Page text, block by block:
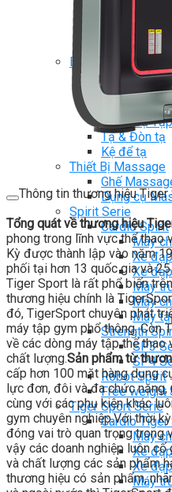
Khung Tập
Dàn Tập
Máy tập
Dụng Cụ Tập Gym
Giàn Tạ Đa
Ghế Tập
Ghế Tập Tạ
Dụng Cụ
Tạ & Đòn tạ
Kệ để tạ
Thiết Bị Massage
Ghế
Dụng cụ
Spirit Serie
Cardio Spirit
Máy
Xe
Xe
Máy
Máy
Máy
Strength
SP3
SP4
Robot Spirit
Free weight
Tiger Sport Serie
Cardio Tiger
Máy
Xe
Xe
Máy
Thông tin thương hiệu Tiger
Tổng quát về thương hiệu
phong trong lĩnh vực thể thao
Kỳ được thành lập vào năm
phối tại hơn 13 quốc gia và
Tiger Sport là rất phổ biến
thương hiệu chính là
đó, TigerSport chuyên phát
máy tập gym phổ thông. Còn
về các dòng máy tập thể
chất lượng.Sản phẩm từ
cấp hơn 100 mặt hàng dụng
lực đơn, đôi và đa chức năng,
cùng với các phụ kiện khác
gym chuyên nghiệp.Với thời
đóng vai trò quan trọng trong
vậy các doanh nghiệp luôn
và chất lượng các sản phẩm
thương hiệu có sản phẩm,